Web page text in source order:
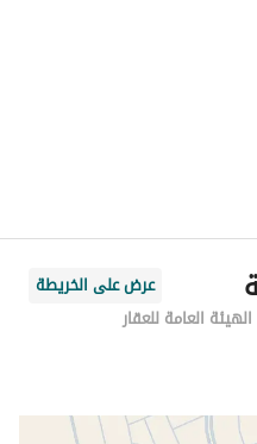
عرض على الخريطة
العامة للعقار